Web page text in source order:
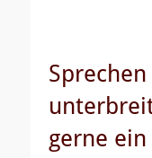
gerne